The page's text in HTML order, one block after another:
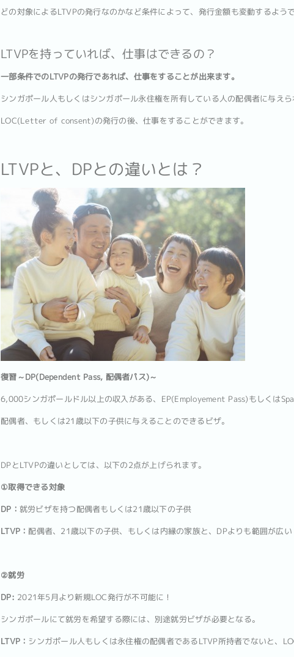
どの対象によるLTVPの発行なのかなど条件によって、発行金額も変動するようで
LTVPを持っていれば、仕事はできるの？
一部条件でのLTVPの発行であれば、仕事をすることが出来ます。
シンガポール人もしくはシンガポール永住権を所有している人の配偶者に与えら
LOC(Letter of consent)の発行の後、仕事をすることができます。
LTVPと、DPとの違いとは？
復習～DP(Dependent Pass, 配偶者パス)～
6,000シンガポールドル以上の収入がある、EP(Employement Pass)もしくは
配偶者、もしくは21歳以下の子供に与えることのできるビザ。
DPとLTVPの違いとしては、以下の2点が上げられます。
①取得できる対象
DP： 就労ビザを持つ配偶者もしくは21歳以下の子供
LTVP：配偶者、21歳以下の子供、もしくは内縁の家族と、DPよりも範囲が広い
②就労
DP: 2021年5月より新規LOC発行が不可能に！
シンガポールにて就労を希望する際には、別途就労ビザが必要となる。
LTVP： シンガポール人もしくは永住権の配偶者であるLTVP所持者でないと、